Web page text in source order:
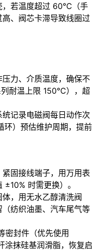
，若温度超过 60℃（手
、阀芯卡滞导致线圈过
压力、介质温度，确保不
耐温上限 150℃），超
统记录电磁阀每日动作次
环）预估维护周期，提前
固接线端子，用万用表
时需更换）。
，用无水乙醇清洗阀
纺织油墨、汽车尾气等
密封件（优先使用
涂抹硅基润滑脂，恢复启